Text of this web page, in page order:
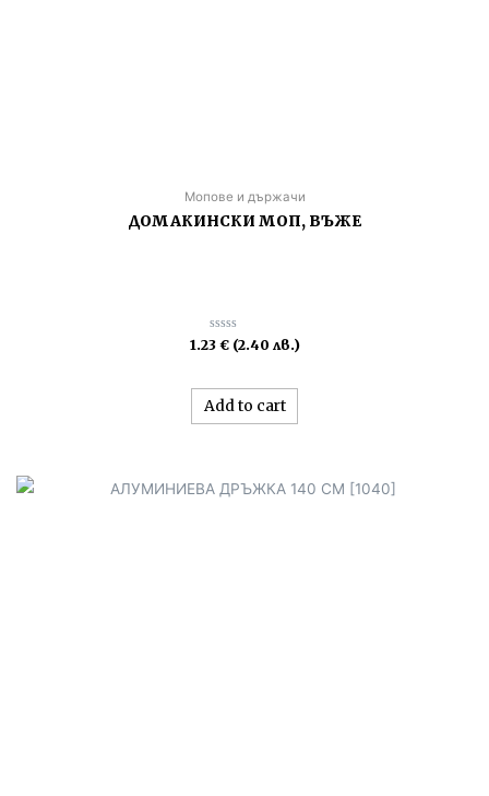
Мопове и държачи
ДОМАКИНСКИ МОП, ВЪЖЕ
Rated
5
1.23 € (2.40 лв.)
Add to cart